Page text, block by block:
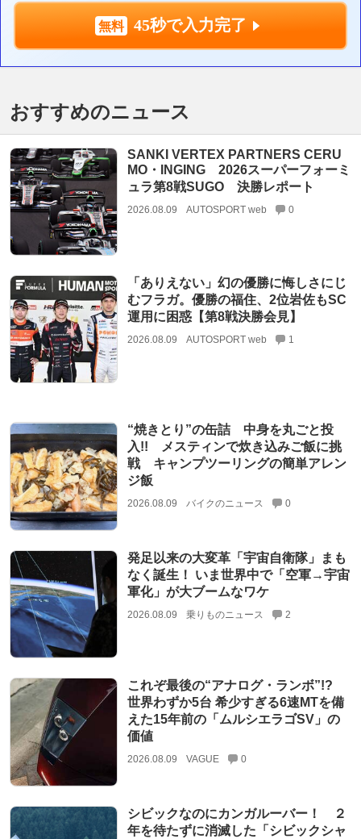
45秒で入力完了
おすすめのニュース
SANKI VERTEX PARTNERS CERU
MO・INGING 2026スーパーフォーミ
ュラ第8戦SUGO 決勝レポート
2026.08.09 AUTOSPORT web 0
「ありえない」幻の優勝に悔しさにじ
むフラガ。優勝の福住、2位岩佐もSC
運用に困惑【第8戦決勝会見】
2026.08.09 AUTOSPORT web 1
“焼きとり”の缶詰 中身を丸ごと投
入!! メスティンで炊き込みご飯に挑
戦 キャンプツーリングの簡単アレン
ジ飯
2026.08.09 バイクのニュース 0
発足以来の大変革「宇宙自衛隊」まも
なく誕生！ いま世界中で「空軍→宇宙
軍化」が大ブームなワケ
2026.08.09 乗りものニュース 2
これぞ最後の“アナログ・ランボ”!?
世界わずか5台 希少すぎる6速MTを備
えた15年前の「ムルシエラゴSV」の
価値
2026.08.09 VAGUE 0
シビックなのにカンガルーバー！ ２
年を待たずに消滅した「シビックシャ